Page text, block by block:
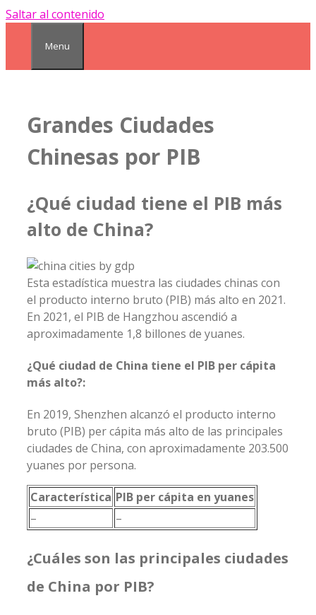
Saltar al contenido
Menu
Grandes Ciudades
Chinesas por PIB
¿Qué ciudad tiene el PIB más
alto de China?
Esta estadística muestra las ciudades chinas con
el producto interno bruto (PIB) más alto en 2021.
En 2021, el PIB de Hangzhou ascendió a
aproximadamente 1,8 billones de yuanes.
¿Qué ciudad de China tiene el PIB per cápita
más alto?:
En 2019, Shenzhen alcanzó el producto interno
bruto (PIB) per cápita más alto de las principales
ciudades de China, con aproximadamente 203.500
yuanes por persona.
Característica PIB per cápita en yuanes
–
–
¿Cuáles son las principales ciudades
de China por PIB?